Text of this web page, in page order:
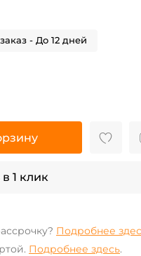
1 клик
- До 12 дней
Подробнее
Подробнее здесь.